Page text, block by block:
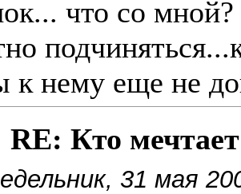
что со
к нему еще не
RE: Кто
31 мая